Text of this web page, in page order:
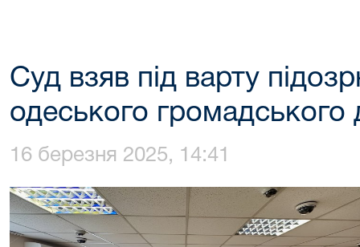
Суд взяв під варту
одеського громадського
16 березня 2025, 14:41